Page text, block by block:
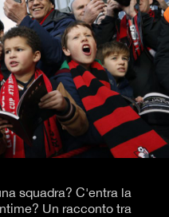
squadra? C'entra la
Un racconto tra